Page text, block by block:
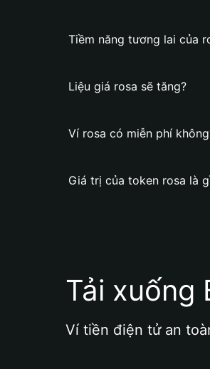
Tiềm năng tương lai của
Liệu giá rosa sẽ tăng?
Ví rosa có miễn phí
Giá trị của token rosa là
Tải xuống
Ví tiền điện tử an